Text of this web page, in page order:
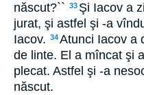
născut?`` 33 Şi Iacov a
jurat, şi astfel şi -a
Iacov. 34Atunci Iacov a
de linte. El a mîncat şi
plecat. Astfel şi -a
născut.